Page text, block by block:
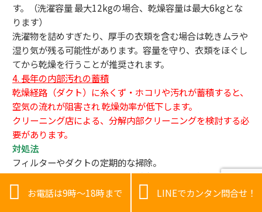
す。（洗濯容量 最大12kgの場合、乾燥容量は最大6kgとな
ります）
洗濯物を詰めすぎたり、厚手の衣類を含む場合は乾きムラや
湿り気が残る可能性があります。容量を守り、衣類をほぐし
てから乾燥を行うことが推奨されます。
4. 長年の内部汚れの蓄積
乾燥経路（ダクト）に糸くず・ホコリや汚れが蓄積すると、
空気の流れが阻害され 乾燥効率が低下します。
クリーニング店による、分解内部クリーニングを検討する必
要があります。
対処法
フィルターやダクトの定期的な掃除。
洗濯物の量を適切に調整し、厚手衣類は追加乾燥する。
必要に応じてプロによる分解クリーニングを依頼する。
 お電話は9時～18時まで  LINEでカンタン問合せ！